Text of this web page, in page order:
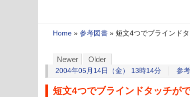
Home » 参考図書 » 短文4つでブラインド
Newer Older
2004年05月14日（金） 13時14分 参
短文4つでブラインドタッチが